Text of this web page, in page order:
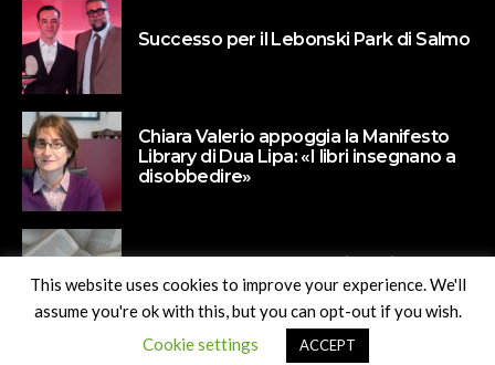
Successo per il Lebonski Park di Salmo
Chiara Valerio appoggia la Manifesto
Library di Dua Lipa: «I libri insegnano a
disobbedire»
Paola Barbato protagonista di Un
Naviglio di libri
This website uses cookies to improve your experience. We'll
assume you're ok with this, but you can opt-out if you wish.
Cookie settings
ACCEPT